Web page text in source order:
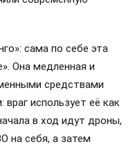
сама по себе эта
Она медленная и
средствами
использует её как
в ход идут дроны,
на себя, а затем